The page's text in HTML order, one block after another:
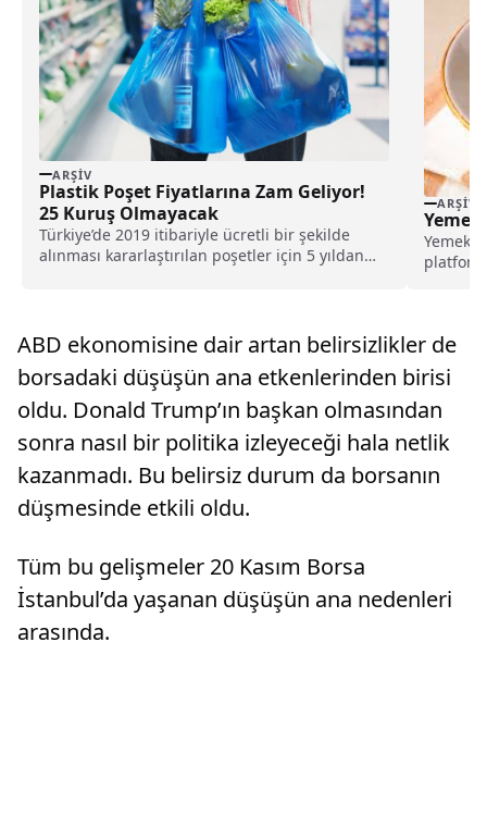
ARŞIV
Plastik Poşet Fiyatlarına Zam Geliyor!
25 Kuruş Olmayacak
Türkiye’de 2019 itibariyle ücretli bir şekilde
alınması kararlaştırılan poşetler için 5 yıldan
ARŞIV
ABD ekonomisine dair artan belirsizlikler de
borsadaki düşüşün ana etkenlerinden birisi
oldu. Donald Trump’ın başkan olmasından
sonra nasıl bir politika izleyeceği hala netlik
kazanmadı. Bu belirsiz durum da borsanın
düşmesinde etkili oldu.
Tüm bu gelişmeler 20 Kasım Borsa
İstanbul’da yaşanan düşüşün ana nedenleri
arasında.